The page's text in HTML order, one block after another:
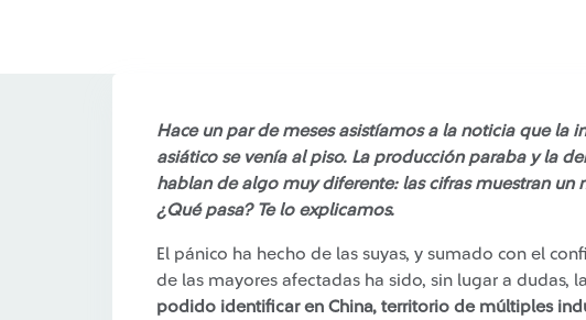
Hace un par de meses asistíamos a la noticia que la
asiático se venía al piso. La producción paraba y la
hablan de algo muy diferente: las cifras muestran un
¿Qué pasa? Te lo explicamos.
El pánico ha hecho de las suyas, y sumado con el
de las mayores afectadas ha sido, sin lugar a dudas,
podido identificar en China, territorio de múltiples